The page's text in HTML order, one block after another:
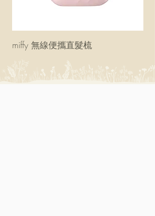
miffy 無線便攜直髮梳